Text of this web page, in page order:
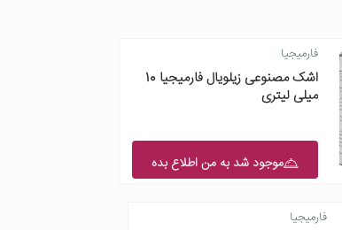
فارمیجیا
اشک مصنوعی زیلویال فارمیجیا 10
میلی لیتری
موجود شد به من اطلاع بده
فارمیجیا